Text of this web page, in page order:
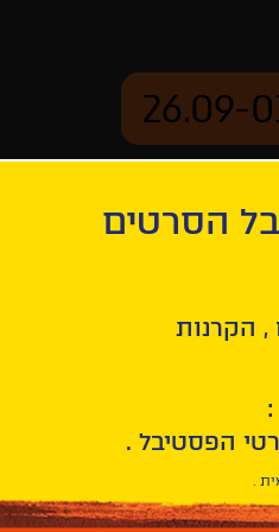
26.09-
הסרטים
, הקרנות
.